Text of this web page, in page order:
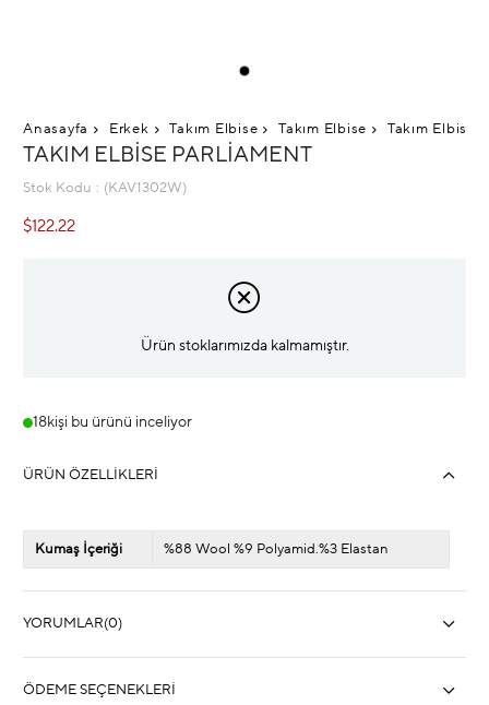
Anasayfa Erkek Takım Elbise Takım Elbise Takım Elbise
TAKIM ELBISE PARLIAMENT
Stok Kodu (KAV1302W)
$122.22
Ürün stoklarımızda kalmamıştır.
18kişi bu ürünü inceliyor
ÜRÜN ÖZELLIKLERI
Kumaş İçeriği %88 Wool %9 Polyamid.%3 Elastan
YORUMLAR(0)
ÖDEME SEÇENEKLERI